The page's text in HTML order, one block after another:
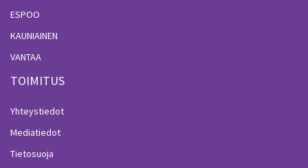
ESPOO
KAUNIAINEN
VANTAA
TOIMITUS
Yhteystiedot
Mediatiedot
Tietosuoja